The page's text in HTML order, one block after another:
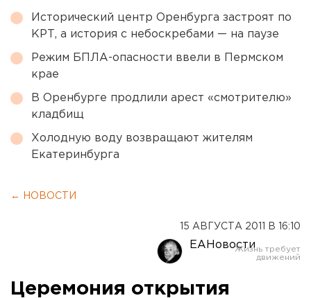
Исторический центр Оренбурга застроят по
КРТ, а история с небоскребами — на паузе
Режим БПЛА-опасности ввели в Пермском
крае
В Оренбурге продлили арест «смотрителю»
кладбищ
Холодную воду возвращают жителям
Екатеринбурга
← НОВОСТИ
15 АВГУСТА 2011 В 16:10
ЕАНовости
Церемония открытия